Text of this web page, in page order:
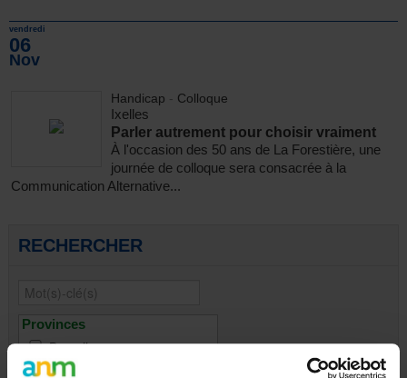
vendredi
06
Nov
Handicap - Colloque
Ixelles
Parler autrement pour choisir vraiment
À l'occasion des 50 ans de La Forestière, une
journée de colloque sera consacrée à la
Communication Alternative...
RECHERCHER
Provinces
Bruxelles
Brabant wallon